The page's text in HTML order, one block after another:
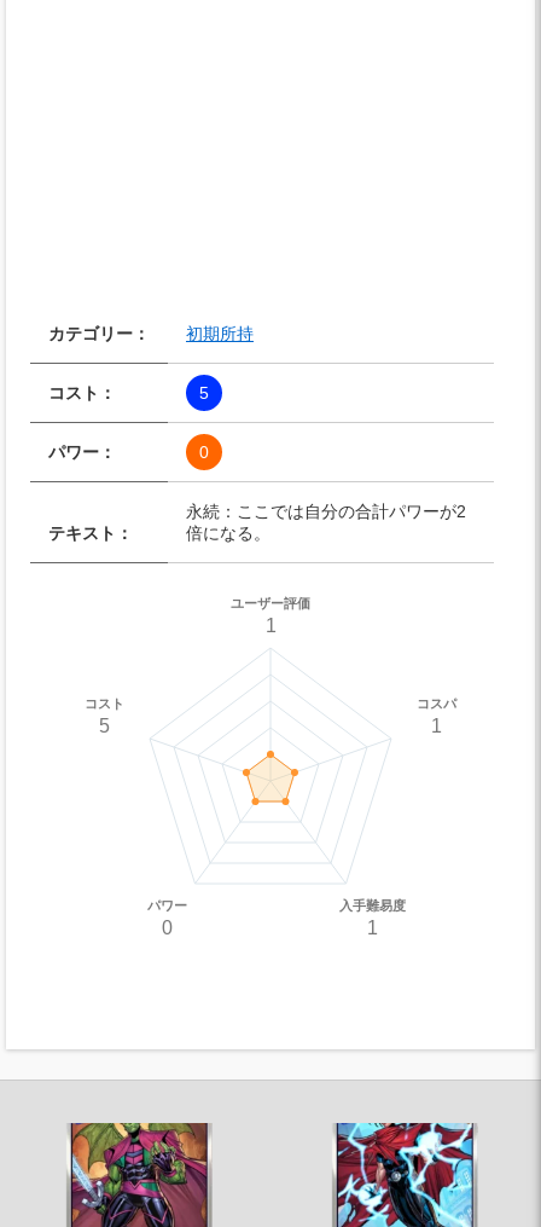
カテゴリー： 初期所持
コスト： 5
パワー： 0
テキスト：
永続：ここでは自分の合計パワーが2
倍になる。
ユーザー評価
1
コスト
5
パワー
0
入手難易度
1
コスパ
1